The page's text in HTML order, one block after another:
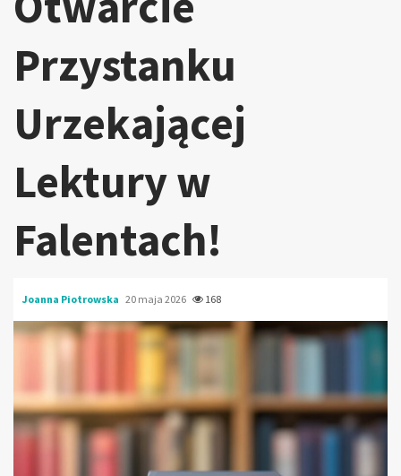
Przystanku
Urzekającej
Lektury w
Falentach!
Joanna Piotrowska 20 maja 2026 168